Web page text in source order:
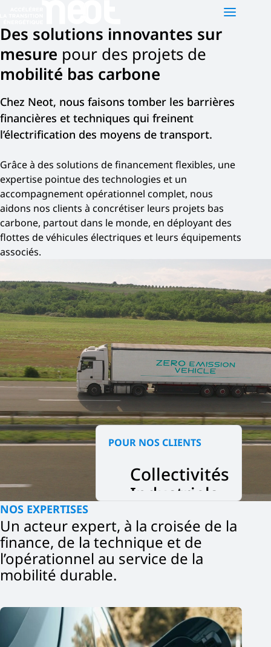
NEOT
Qui sommes-nous ?
Nos activités
Notre équipe
PLATEFORMES
Neot e-motion
Neot Green Mobility
Neot Offgrid Africa
ACTUALITÉS
EN Nous contacter
Des solutions innovantes sur
mesure pour des projets de
mobilité bas carbone
Chez Neot, nous faisons tomber les barrières
financières et techniques qui freinent
l’électrification des moyens de transport.
Grâce à des solutions de financement flexibles, une
expertise pointue des technologies et un
accompagnement opérationnel complet, nous
aidons nos clients à concrétiser leurs projets bas
carbone, partout dans le monde, en déployant des
flottes de véhicules électriques et leurs équipements
associés.
POUR NOS CLIENTS
Collectivités
Industriels
Opérateurs
Industriels
Opérateurs
NOS EXPERTISES
Un acteur expert, à la croisée de la
finance, de la technique et de
l’opérationnel au service de la
mobilité durable.